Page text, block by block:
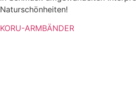
Naturschönheiten!
KORU-ARMBÄNDER